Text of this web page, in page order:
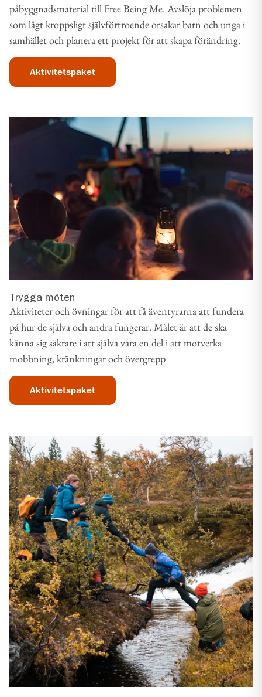
påbyggnadsmaterial till Free Being Me. Avslöja problemen
som lågt kroppsligt självförtroende orsakar barn och unga i
samhället och planera ett projekt för att skapa förändring.
Aktivitetspaket
Trygga möten
Aktiviteter och övningar för att få äventyrarna att fundera
på hur de själva och andra fungerar. Målet är att de ska
känna sig säkrare i att själva vara en del i att motverka
mobbning, kränkningar och övergrepp
Aktivitetspaket